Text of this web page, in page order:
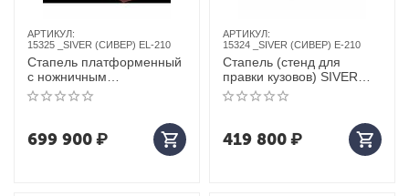
АРТИКУЛ:
15325 _SIVER (СИВЕР) ЕL-210
Cтапель платформенный
с ножничным
подъемником SIVER
(сивер) еl-210
699 900₽
АРТИКУЛ:
15324 _SIVER (СИВЕР) E-210
Стапель (стенд для
правки кузовов) SIVER
(сивер) E-210
419 800₽